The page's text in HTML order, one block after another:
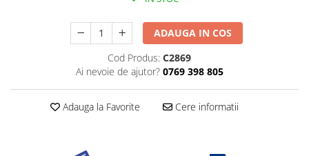
ADAUGA IN COS
Cod Produs: C2869
Ai nevoie de ajutor? 0769 398 805
Adauga la Favorite Cere informatii